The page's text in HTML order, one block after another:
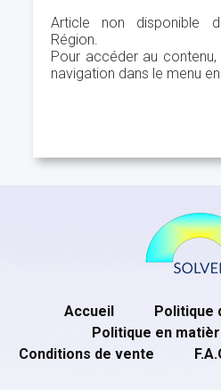
Article non disponible
Région.
Pour accéder au
navigation dans le menu
Accueil
Politique
Politique en
Conditions de vente